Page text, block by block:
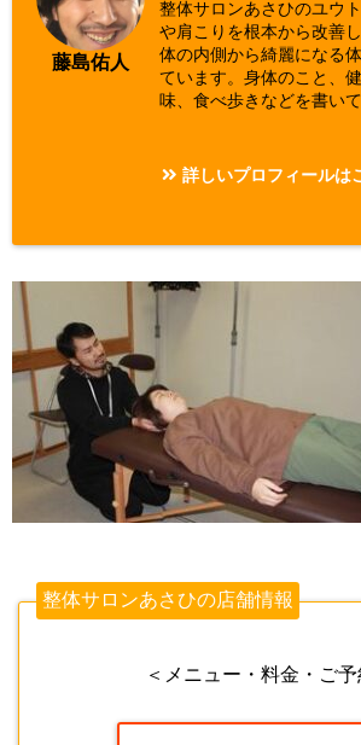
藤島佑人
整体サロンあさひのユウ
や肩こりを根本から改善
体の内側から綺麗になる
ています。身体のこと、
味、食べ歩きなどを書いて
詳しいプロフィールは
整体サロンあさひの店舗情報
＜メニュー・料金・ご予